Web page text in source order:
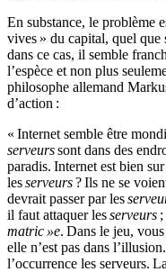
En substance, le problème
vives » du capital, quel que
dans ce cas, il semble
l’espèce et non plus
philosophe allemand
d’action :
« Internet semble être
serveurssont dans des
paradis. Internet est bien
lesserveurs? Ils ne se
devrait passer par les
il faut attaquer lesserveurs
matric »e. Dans le jeu,
elle n’est pas dans
l’occurrence les serveurs.